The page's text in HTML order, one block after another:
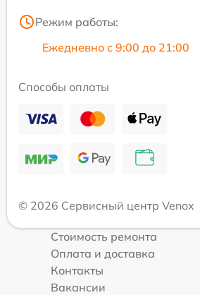
Режим работы:
Ежедневно с 9:00 до 21:00
Способы оплаты
© 2026 Сервисный центр Venox
Стоимость ремонта
Оплата и доставка
Контакты
Вакансии